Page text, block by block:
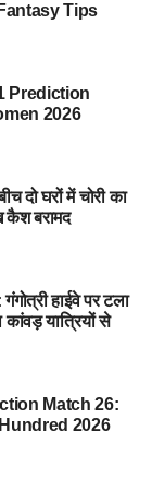
Tips
Prediction
2026
दो घरों में चोरी का
कैश बरामद
हाईवे पर टला
यात्रियों से
Match 26:
2026